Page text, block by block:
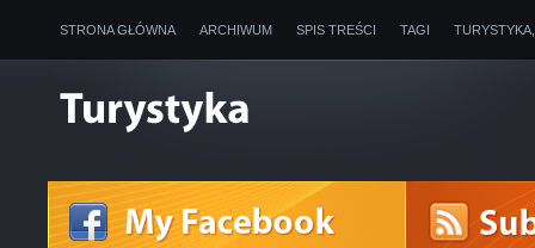
STRONA GŁÓWNA ARCHIWUM SPIS TREŚCI TAGI